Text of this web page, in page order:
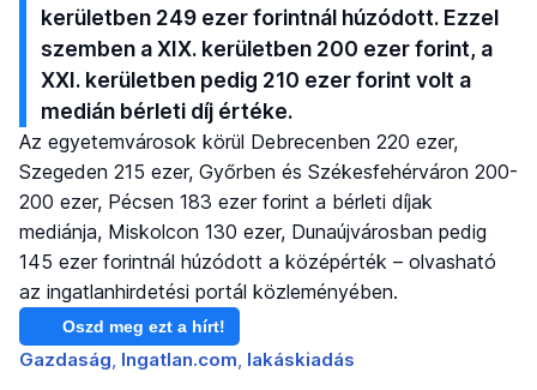
kerületben 249 ezer forintnál húzódott. Ezzel
szemben a XIX. kerületben 200 ezer forint, a
XXI. kerületben pedig 210 ezer forint volt a
medián bérleti díj értéke.
Az egyetemvárosok körül Debrecenben 220 ezer,
Szegeden 215 ezer, Győrben és Székesfehérváron 200-
200 ezer, Pécsen 183 ezer forint a bérleti díjak
mediánja, Miskolcon 130 ezer, Dunaújvárosban pedig
145 ezer forintnál húzódott a középérték – olvasható
az ingatlanhirdetési portál közleményében.
Oszd meg ezt a hírt!
Gazdaság Ingatlan.com lakáskiadás